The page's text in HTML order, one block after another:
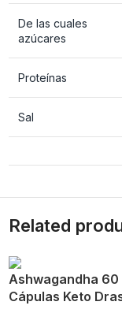
De las cuales
azúcares
Proteínas
Sal
Related
Ashwagandha 60
Cápulas Keto